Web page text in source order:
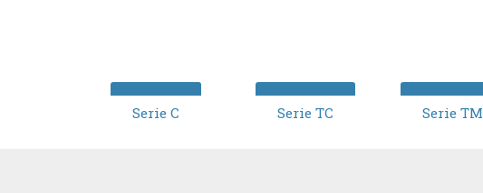
Serie C Serie TC Serie TM